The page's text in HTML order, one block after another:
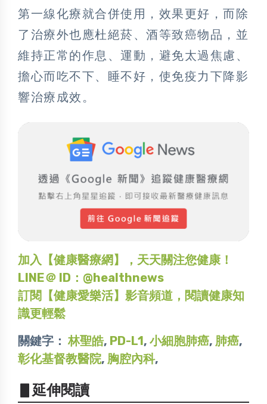
第一線化療就合併使用，效果更好，而除
了治療外也應杜絕菸、酒等致癌物品，並
維持正常的作息、運動，避免太過焦慮、
擔心而吃不下、睡不好，使免疫力下降影
響治療成效。
加入【健康醫療網】，天天關注您健康！
LINE＠ ID：@healthnews
訂閱【健康愛樂活】影音頻道，閱讀健康知
識更輕鬆
關鍵字：林聖皓, PD-L1, 小細胞肺癌, 肺癌,
彰化基督教醫院, 胸腔內科,
▋延伸閱讀